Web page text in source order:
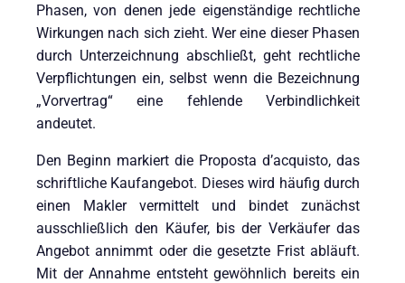
Phasen, von denen jede eigenständige rechtliche
Wirkungen nach sich zieht. Wer eine dieser Phasen
durch Unterzeichnung abschließt, geht rechtliche
Verpflichtungen ein, selbst wenn die Bezeichnung
„Vorvertrag“ eine fehlende Verbindlichkeit
andeutet.
Den Beginn markiert die Proposta d’acquisto, das
schriftliche Kaufangebot. Dieses wird häufig durch
einen Makler vermittelt und bindet zunächst
ausschließlich den Käufer, bis der Verkäufer das
Angebot annimmt oder die gesetzte Frist abläuft.
Mit der Annahme entsteht gewöhnlich bereits ein